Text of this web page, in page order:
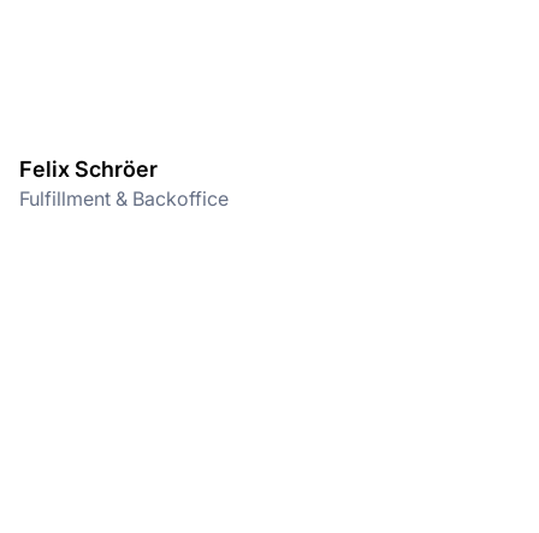
Felix Schröer
Fulfillment & Backoffice